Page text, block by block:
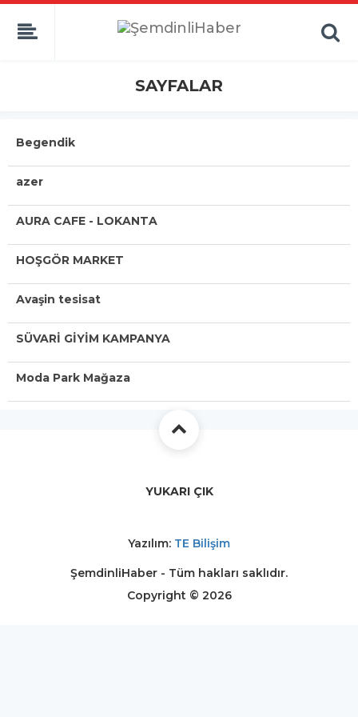
SAYFALAR
Begendik
azer
AURA CAFE - LOKANTA
HOŞGÖR MARKET
Avaşin tesisat
SÜVARİ GİYİM KAMPANYA
Moda Park Mağaza
YUKARI ÇIK
Yazılım: TE Bilişim
ŞemdinliHaber - Tüm hakları saklıdır.
Copyright © 2026